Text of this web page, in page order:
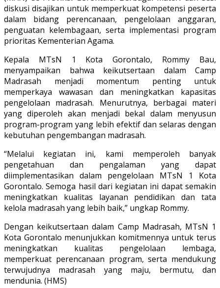
diskusi disajikan untuk memperkuat kompetensi peserta
dalam bidang perencanaan, pengelolaan anggaran,
penguatan kelembagaan, serta implementasi program
prioritas Kementerian Agama.
Kepala MTsN 1 Kota Gorontalo, Rommy Bau,
menyampaikan bahwa keikutsertaan dalam Camp
Madrasah menjadi momentum penting untuk
memperkaya wawasan dan meningkatkan kapasitas
pengelolaan madrasah. Menurutnya, berbagai materi
yang diperoleh akan menjadi bekal dalam menyusun
program-program yang lebih efektif dan selaras dengan
kebutuhan pengembangan madrasah.
“Melalui kegiatan ini, kami memperoleh banyak
pengetahuan dan pengalaman yang dapat
diimplementasikan dalam pengelolaan MTsN 1 Kota
Gorontalo. Semoga hasil dari kegiatan ini dapat semakin
meningkatkan kualitas layanan pendidikan dan tata
kelola madrasah yang lebih baik,” ungkap Rommy.
Dengan keikutsertaan dalam Camp Madrasah, MTsN 1
Kota Gorontalo menunjukkan komitmennya untuk terus
meningkatkan kualitas pengelolaan lembaga,
memperkuat perencanaan program, serta mendukung
terwujudnya madrasah yang maju, bermutu, dan
mendunia. (HMS)